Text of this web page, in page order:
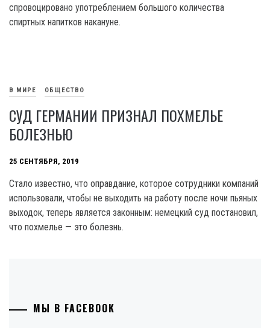
спровоцировано употреблением большого количества
спиртных напитков накануне.
В МИРЕ ОБЩЕСТВО
СУД ГЕРМАНИИ ПРИЗНАЛ ПОХМЕЛЬЕ
БОЛЕЗНЬЮ
25 СЕНТЯБРЯ, 2019
Стало известно, что оправдание, которое сотрудники компаний
использовали, чтобы не выходить на работу после ночи пьяных
выходок, теперь является законным: немецкий суд постановил,
что похмелье — это болезнь.
МЫ В FACEBOOK